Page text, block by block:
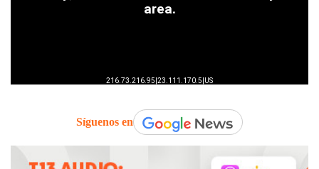
Síguenos en